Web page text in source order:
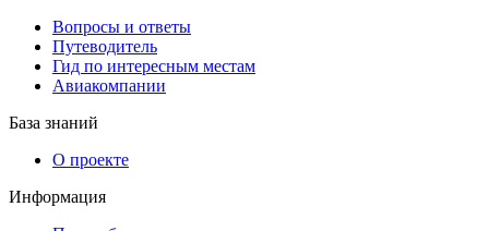
Вопросы и ответы
Путеводитель
Гид по интересным местам
Авиакомпании
База знаний
О проекте
Информация